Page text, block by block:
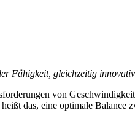
Fähigkeit, gleichzeitig
von
das, eine optimale